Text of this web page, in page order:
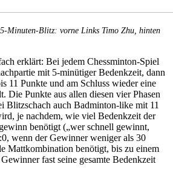
5-Minuten-Blitz: vorne Links Timo Zhu, hinten
erklärt: Bei jedem Chessminton-Spiel
mit 5-minütiger Bedenkzeit, dann
11 Punkte und am Schluss wieder eine
Die Punkte aus allen diesen vier Phasen
Blitzschach auch Badminton-like mit 11
je nachdem, wie viel Bedenkzeit der
benötigt („wer schnell gewinnt,
wenn der Gewinner weniger als 30
Mattkombination benötigt, bis zu einem
fast seine gesamte Bedenkzeit